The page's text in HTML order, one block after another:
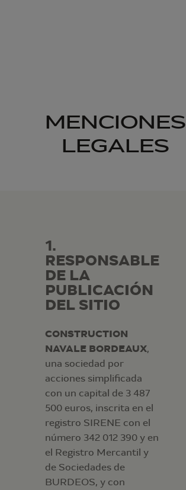
MENCIONES
LEGALES
1.
RESPONSABLE
DE LA
PUBLICACIÓN
DEL SITIO
CONSTRUCTION
NAVALE BORDEAUX,
una sociedad por
acciones simplificada
con un capital de 3 487
500 euros, inscrita en el
registro SIRENE con el
número 342 012 390 y en
el Registro Mercantil y
de Sociedades de
BURDEOS, y con